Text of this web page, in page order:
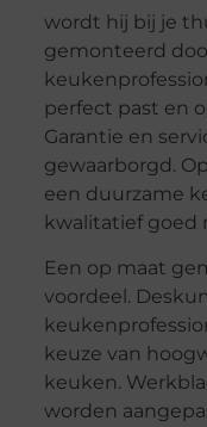
wordt hij bij je
gemonteerd
perfect past en
Garantie en
gewaarborgd.
een duurzame
kwalitatief goed
Een op maat
voordeel.
keuze van
keuken.
worden